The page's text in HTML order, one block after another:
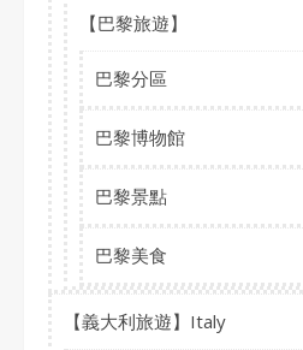
【巴黎旅遊】
巴黎分區
巴黎博物館
巴黎景點
巴黎美食
【義大利旅遊】Italy